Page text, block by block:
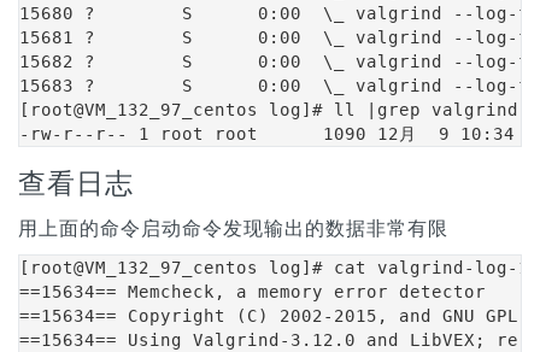
15680 ?        S      0:00  \_ valgrind
15681 ?        S      0:00  \_ valgrind
15682 ?        S      0:00  \_ valgrind
15683 ?        S      0:00  \_ valgrind
[root@VM_132_97_centos log]# ll |grep valgrind
-rw-r--r-- 1 root root      1090 12月  9 10:34
查看日志
用上面的命令启动命令发现输出的数据非常有限
[root@VM_132_97_centos log]# cat valgrind-log-
==15634== Memcheck, a memory error detector
==15634== Copyright (C) 2002-2015, and GNU
==15634== Using Valgrind-3.12.0 and LibVEX;